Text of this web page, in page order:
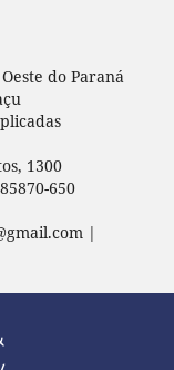
do Paraná
1300
650
|